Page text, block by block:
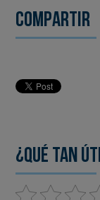
Compartir
¿Qué tan